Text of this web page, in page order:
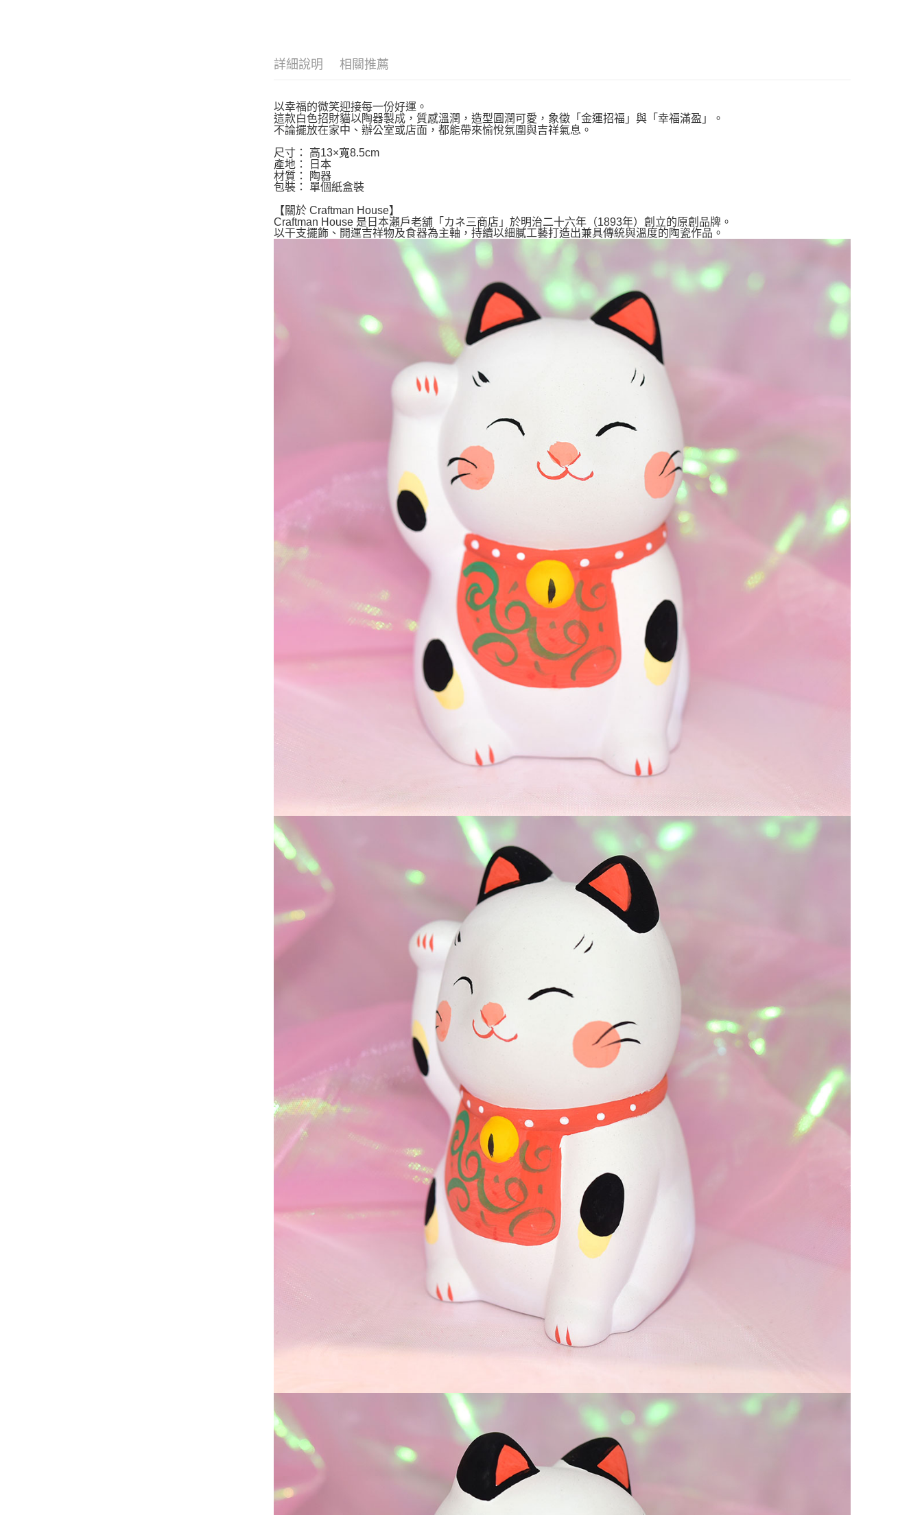
詳細說明 相關推薦
以幸福的微笑迎接每一份好運。
這款白色招財貓以陶器製成，質感溫潤，造型圓潤可愛，象徵「金運招福」與「幸福滿盈」。
不論擺放在家中、辦公室或店面，都能帶來愉悅氛圍與吉祥氣息。
尺寸： 高13×寬8.5cm
產地： 日本
材質： 陶器
包裝： 單個紙盒裝
【關於 Craftman House】
Craftman House 是日本瀨戶老舖「カネ三商店」於明治二十六年（1893年）創立的原創品牌。
以干支擺飾、開運吉祥物及食器為主軸，持續以細膩工藝打造出兼具傳統與溫度的陶瓷作品。